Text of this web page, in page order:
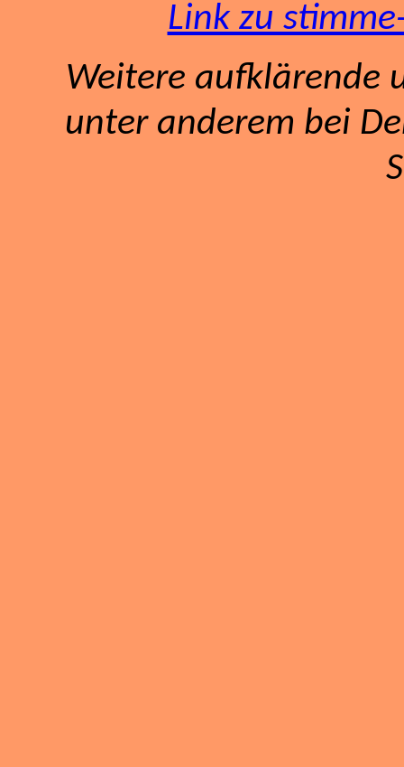
Link zu
Weitere aufklärende
unter anderem bei